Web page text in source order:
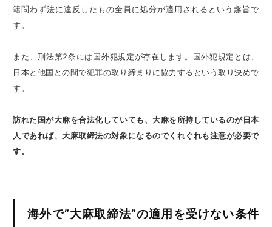
籍問わず法に違反したもの全員に処分が適用されるという趣旨で
す。
また、刑法第2条には国外犯規定が存在します。国外犯規定とは、
日本と他国との間で犯罪の取り締まりに協力するという取り決めで
す。
訪れた国が大麻を合法化していても、大麻を所持しているのが日本
人であれば、大麻取締法の対象になるのでくれぐれも注意が必要で
す。
海外で”大麻取締法”の適用を受けない条件